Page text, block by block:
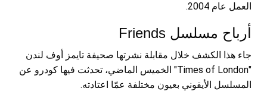
العمل عام 2004.
أرباح مسلسل Friends
جاء هذا الكشف خلال مقابلة نشرتها صحيفة تايمز أوف لندن
"Times of London" الخميس الماضي، تحدثت فيها كودرو عن
المسلسل الأيقوني بعيون مختلفة عمّا اعتادته.